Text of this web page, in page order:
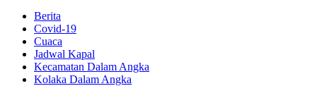
Berita
Covid-19
Cuaca
Jadwal Kapal
Kecamatan Dalam Angka
Kolaka Dalam Angka